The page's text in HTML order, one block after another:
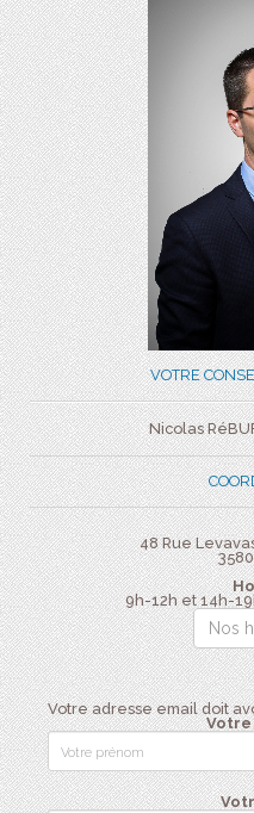
VOTRE
Nicolas
48 Rue
9h-12h et 14h-
Nos
Votre adresse email doit
Votre